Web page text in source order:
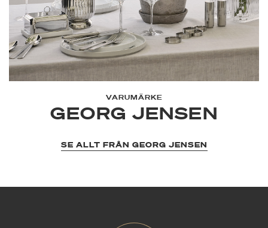
VARUMÄRKE
GEORG JENSEN
SE ALLT FRÅN GEORG JENSEN